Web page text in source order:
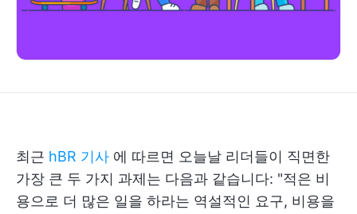
최근 hBR 기사 에 따르면 오늘날 리더들이 직면한
가장 큰 두 가지 과제는 다음과 같습니다: "적은 비
용으로 더 많은 일을 하라는 역설적인 요구, 비용을